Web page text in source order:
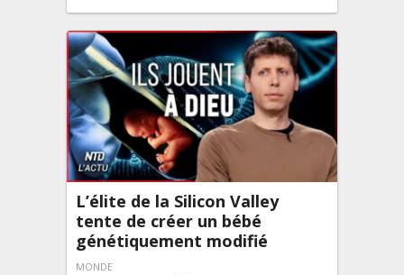
L’élite de la Silicon Valley
tente de créer un bébé
génétiquement modifié
MONDE